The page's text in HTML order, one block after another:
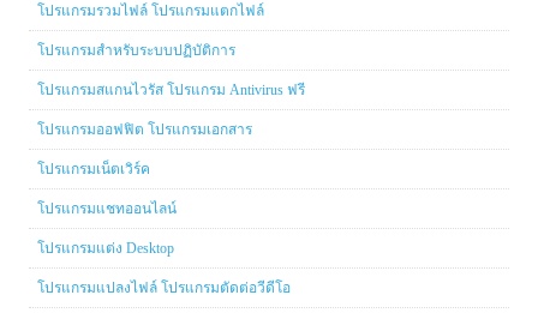
โปรแกรมรวมไฟล์ โปรแกรมแตกไฟล์
โปรแกรมสำหรับระบบปฏิบัติการ
โปรแกรมสแกนไวรัส โปรแกรม Antivirus ฟรี
โปรแกรมออฟฟิต โปรแกรมเอกสาร
โปรแกรมเน็ตเวิร์ค
โปรแกรมแชทออนไลน์
โปรแกรมแต่ง Desktop
โปรแกรมแปลงไฟล์ โปรแกรมตัดต่อวีดีโอ